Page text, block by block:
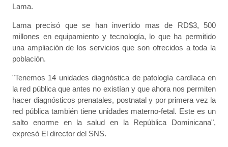
Lama.
Lama precisó que se han invertido mas de RD$3, 500
millones en equipamiento y tecnología, lo que ha permitido
una ampliación de los servicios que son ofrecidos a toda la
población.
"Tenemos 14 unidades diagnóstica de patología cardíaca en
la red pública que antes no existían y que ahora nos permiten
hacer diagnósticos prenatales, postnatal y por primera vez la
red pública también tiene unidades materno-fetal. Este es un
salto enorme en la salud en la República Dominicana",
expresó El director del SNS.